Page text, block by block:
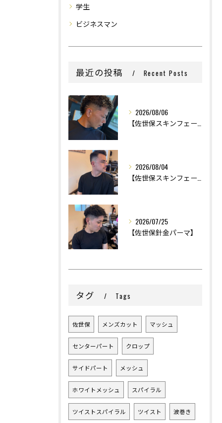
学生
ビジネスマン
最近の投稿 Recent Posts
2026/08/06
2026/08/04
2026/07/25
【佐世保針金パーマ】
タグ Tags
佐世保 メンズカット マッシュ
センターパート クロップ
サイドパート メッシュ
ホワイトメッシュ スパイラル
ツイストスパイラル ツイスト 波巻き